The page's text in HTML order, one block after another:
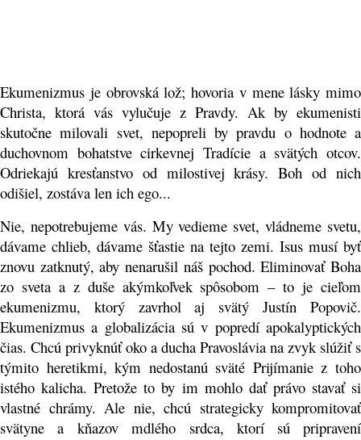
Ekumenizmus je obrovská lož; hovoria v mene lásky mimo
Christa, ktorá vás vylučuje z Pravdy. Ak by ekumenisti
skutočne milovali svet, nepopreli by pravdu o hodnote a
duchovnom bohatstve cirkevnej Tradície a svätých otcov.
Odriekajú kresťanstvo od milostivej krásy. Boh od nich
odišiel, zostáva len ich ego...
Nie, nepotrebujeme vás. My vedieme svet, vládneme svetu,
dávame chlieb, dávame šťastie na tejto zemi. Isus musí byť
znovu zatknutý, aby nenarušil náš pochod. Eliminovať Boha
zo sveta a z duše akýmkoľvek spôsobom – to je cieľom
ekumenizmu, ktorý zavrhol aj svätý Justín Popovič.
Ekumenizmus a globalizácia sú v popredí apokalyptických
čias. Chcú privyknúť oko a ducha Pravoslávia na zvyk slúžiť s
týmito heretikmi, kým nedostanú sväté Prijímanie z toho
istého kalicha. Pretože to by im mohlo dať právo stavať si
vlastné chrámy. Ale nie, chcú strategicky kompromitovať
svätyne a kňazov mdlého srdca, ktorí sú pripravení